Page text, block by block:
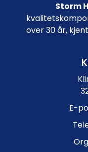
Storm
over 30 år,
E-